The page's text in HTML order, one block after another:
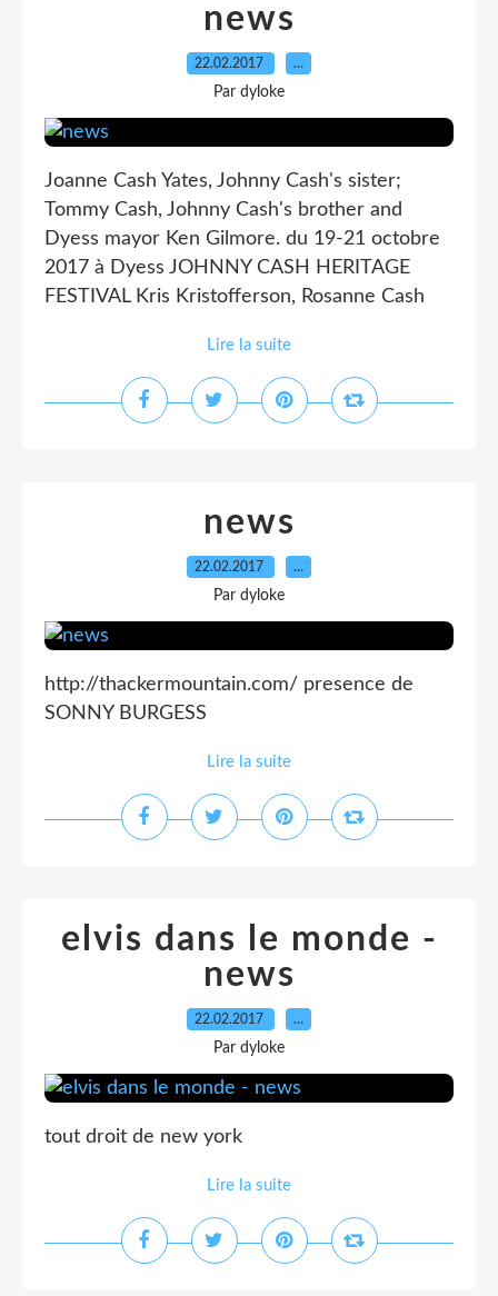
news
22.02.2017 …
Par dyloke
Joanne Cash Yates, Johnny Cash's sister;
Tommy Cash, Johnny Cash's brother and
Dyess mayor Ken Gilmore. du 19-21 octobre
2017 à Dyess JOHNNY CASH HERITAGE
FESTIVAL Kris Kristofferson, Rosanne Cash
Lire la suite
news
22.02.2017 …
Par dyloke
http://thackermountain.com/ presence de
SONNY BURGESS
Lire la suite
elvis dans le monde -
news
22.02.2017 …
Par dyloke
tout droit de new york
Lire la suite